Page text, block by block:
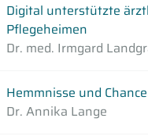
Digital unterstützte
Pflegeheimen
Dr. med. Irmgard
Hemmnisse und
Dr. Annika Lange